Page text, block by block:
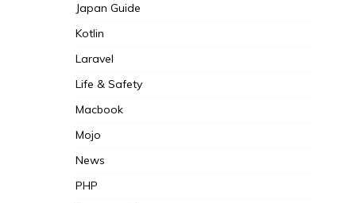
Japan Guide
Kotlin
Laravel
Life & Safety
Macbook
Mojo
News
PHP